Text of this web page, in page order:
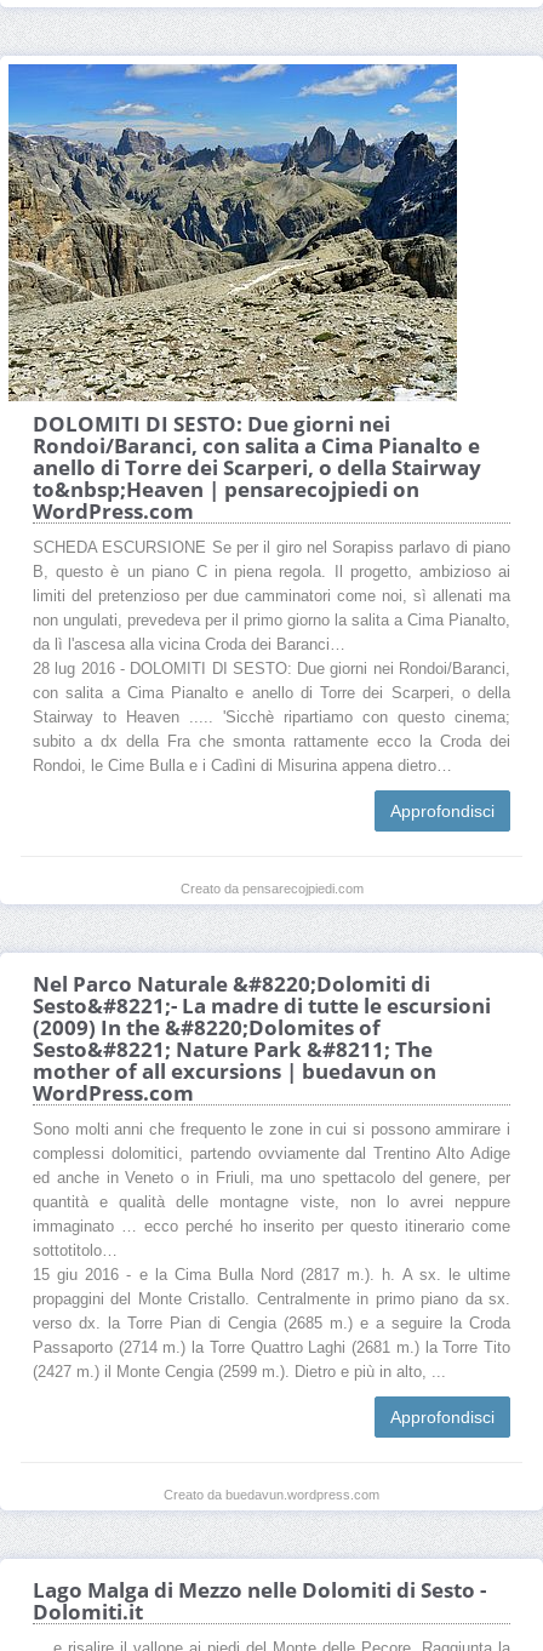
DOLOMITI DI SESTO: Due giorni nei
Rondoi/Baranci, con salita a Cima Pianalto e
anello di Torre dei Scarperi, o della Stairway
to&nbsp;Heaven | pensarecojpiedi on
WordPress.com
SCHEDA ESCURSIONE Se per il giro nel Sorapiss parlavo di piano
B, questo è un piano C in piena regola. Il progetto, ambizioso ai
limiti del pretenzioso per due camminatori come noi, sì allenati ma
non ungulati, prevedeva per il primo giorno la salita a Cima Pianalto,
da lì l'ascesa alla vicina Croda dei Baranci…
28 lug 2016 - DOLOMITI DI SESTO: Due giorni nei Rondoi/Baranci,
con salita a Cima Pianalto e anello di Torre dei Scarperi, o della
Stairway to Heaven ..... 'Sicchè ripartiamo con questo cinema;
subito a dx della Fra che smonta rattamente ecco la Croda dei
Rondoi, le Cime Bulla e i Cadìni di Misurina appena dietro…
Approfondisci
Creato da pensarecojpiedi.com
Nel Parco Naturale &#8220;Dolomiti di
Sesto&#8221;- La madre di tutte le escursioni
(2009) In the &#8220;Dolomites of
Sesto&#8221; Nature Park &#8211; The
mother of all excursions | buedavun on
WordPress.com
Sono molti anni che frequento le zone in cui si possono ammirare i
complessi dolomitici, partendo ovviamente dal Trentino Alto Adige
ed anche in Veneto o in Friuli, ma uno spettacolo del genere, per
quantità e qualità delle montagne viste, non lo avrei neppure
immaginato … ecco perché ho inserito per questo itinerario come
sottotitolo…
15 giu 2016 - e la Cima Bulla Nord (2817 m.). h. A sx. le ultime
propaggini del Monte Cristallo. Centralmente in primo piano da sx.
verso dx. la Torre Pian di Cengia (2685 m.) e a seguire la Croda
Passaporto (2714 m.) la Torre Quattro Laghi (2681 m.) la Torre Tito
(2427 m.) il Monte Cengia (2599 m.). Dietro e più in alto, ...
Approfondisci
Creato da buedavun.wordpress.com
Lago Malga di Mezzo nelle Dolomiti di Sesto -
Dolomiti.it